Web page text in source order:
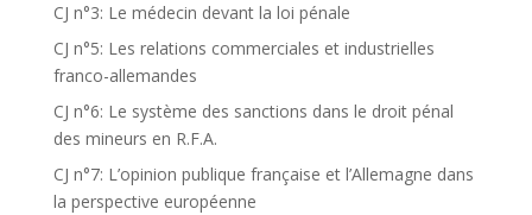
CJ n°3: Le médecin devant la loi pénale
CJ n°5: Les relations commerciales et industrielles
franco-allemandes
CJ n°6: Le système des sanctions dans le droit pénal
des mineurs en R.F.A.
CJ n°7: L’opinion publique française et l’Allemagne dans
la perspective européenne